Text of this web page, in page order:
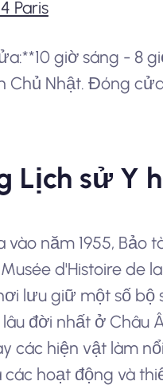
Paris
giờ sáng - 8
Chủ Nhật. Đóng
Lịch sử Y
năm 1955, Bảo
d'Histoire de la
lưu giữ một số bộ
đời nhất ở Châu
các hiện vật làm
hoạt động và